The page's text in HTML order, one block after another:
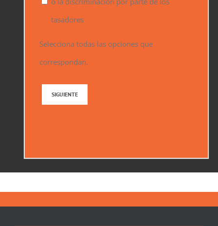
tasadores
Selecciona todas las opciones que
correspondan.